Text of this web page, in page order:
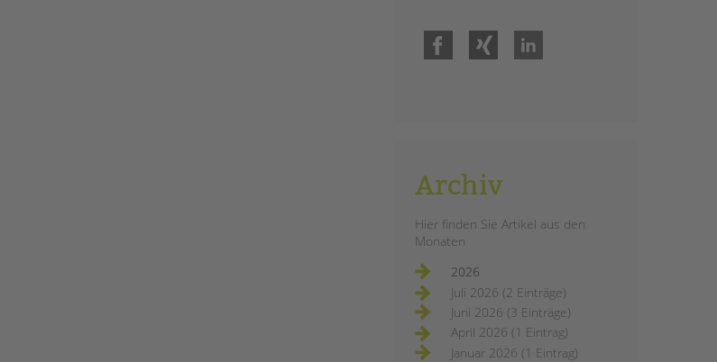
Facebook
Archiv
Hier finden Sie Artikel aus den
Monaten
2026
Juli 2026 (2 Einträge)
Juni 2026 (3 Einträge)
April 2026 (1 Eintrag)
Januar 2026 (1 Eintrag)